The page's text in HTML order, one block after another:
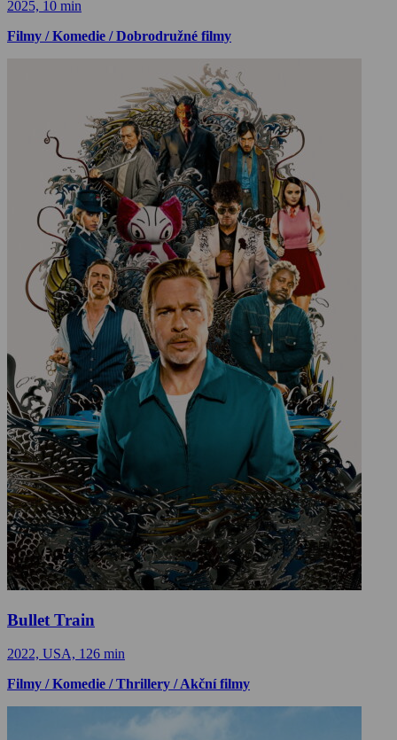
2025, 10 min
Filmy / Komedie / Dobrodružné filmy
Bullet Train
2022, USA, 126 min
Filmy / Komedie / Thrillery / Akční filmy